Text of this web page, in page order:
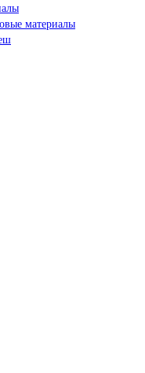
материалы